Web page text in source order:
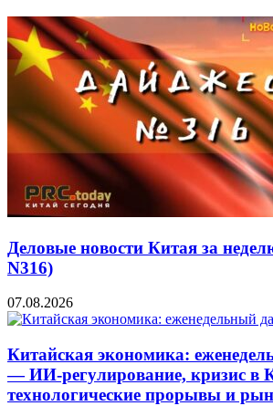
Деловые новости Китая за
N316)
07.08.2026
Китайская экономика:
— ИИ-регулирование, кризис в
технологические прорывы и